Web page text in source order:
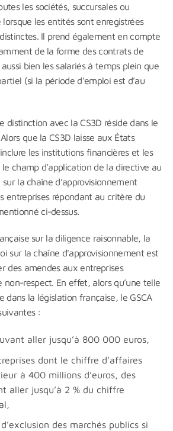
les sociétés, succursales ou
les entités sont enregistrées
Il prend également en compte
de la forme des contrats de
bien les salariés à temps plein que
(si la période d’emploi est d’au
distinction avec la CS3D réside dans le
que la CS3D laisse aux États
les institutions financières et les
champ d’application de la directive au
la chaîne d’approvisionnement
entreprises répondant au critère du
ci-dessus.
sur la diligence raisonnable, la
sur la chaîne d’approvisionnement est
des amendes aux entreprises
non-respect. En effet, alors qu’une telle
dans la législation française, le GSCA
:
aller jusqu’à 800 000 euros,
dont le chiffre d’affaires
à 400 millions d’euros, des
aller jusqu’à 2 % du chiffre
des marchés publics si